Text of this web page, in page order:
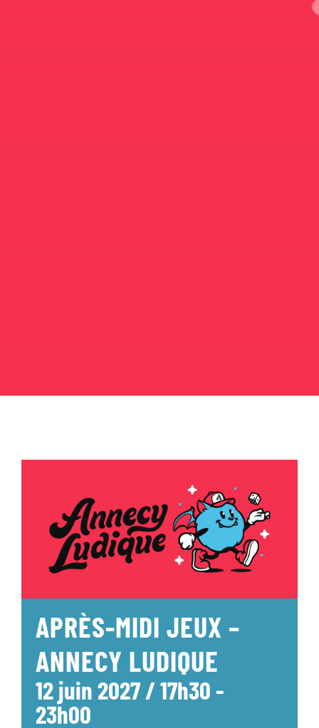
APRÈS-MIDI JEUX –
ANNECY LUDIQUE
12 juin 2027 / 17h30-
23h00